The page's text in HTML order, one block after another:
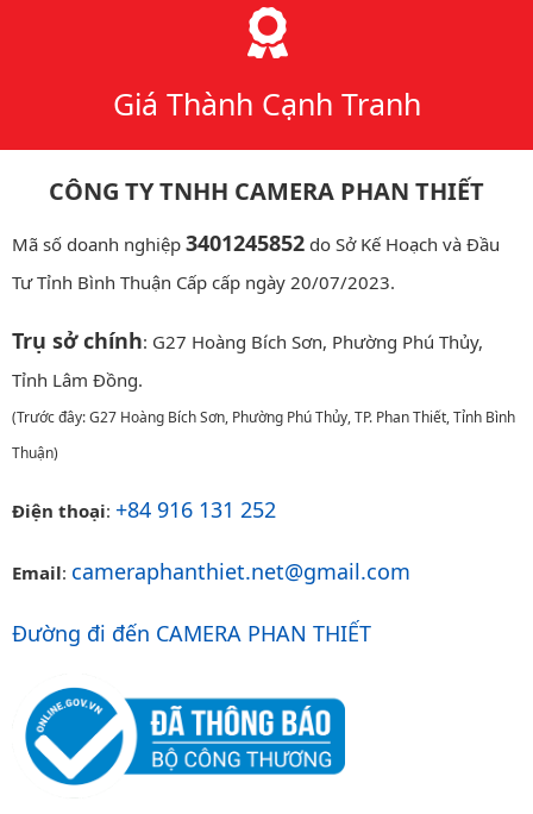
Giá Thành Cạnh Tranh
CÔNG TY TNHH CAMERA PHAN THIẾT
Mã số doanh nghiệp 3401245852 do Sở Kế Hoạch và Đầu
Tư Tỉnh Bình Thuận Cấp cấp ngày 20/07/2023.
Trụ sở chính: G27 Hoàng Bích Sơn, Phường Phú Thủy,
Tỉnh Lâm Đồng.
(Trước đây: G27 Hoàng Bích Sơn, Phường Phú Thủy, TP. Phan Thiết, Tỉnh Bình
Thuận)
Điện thoại: +84 916 131 252
Email: cameraphanthiet.net@gmail.com
Đường đi đến CAMERA PHAN THIẾT